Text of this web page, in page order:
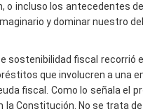
o incluso los antecedentes
y dominar nuestro
fiscal recorrió
que involucren a una
fiscal. Como lo señala el
Constitución. No se trata